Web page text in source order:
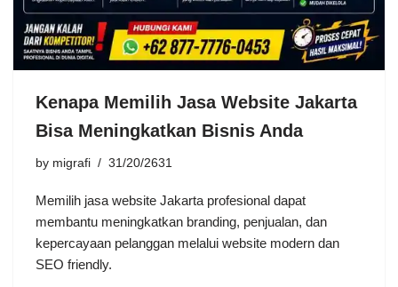
Kenapa Memilih Jasa Website Jakarta
Bisa Meningkatkan Bisnis Anda
by migrafi 31/20/2631
Memilih jasa website Jakarta profesional dapat
membantu meningkatkan branding, penjualan, dan
kepercayaan pelanggan melalui website modern dan
SEO friendly.